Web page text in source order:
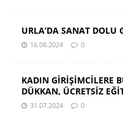
URLA’DA SANAT DOLU
16.08.2024 0
KADIN GİRİŞİMCİLERE
DÜKKAN, ÜCRETSİZ
31.07.2024 0